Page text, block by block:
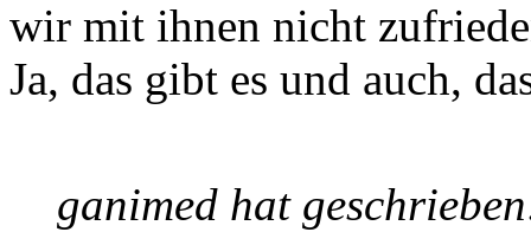
wir mit ihnen nicht
Ja, das gibt es und auch,
ganimed hat